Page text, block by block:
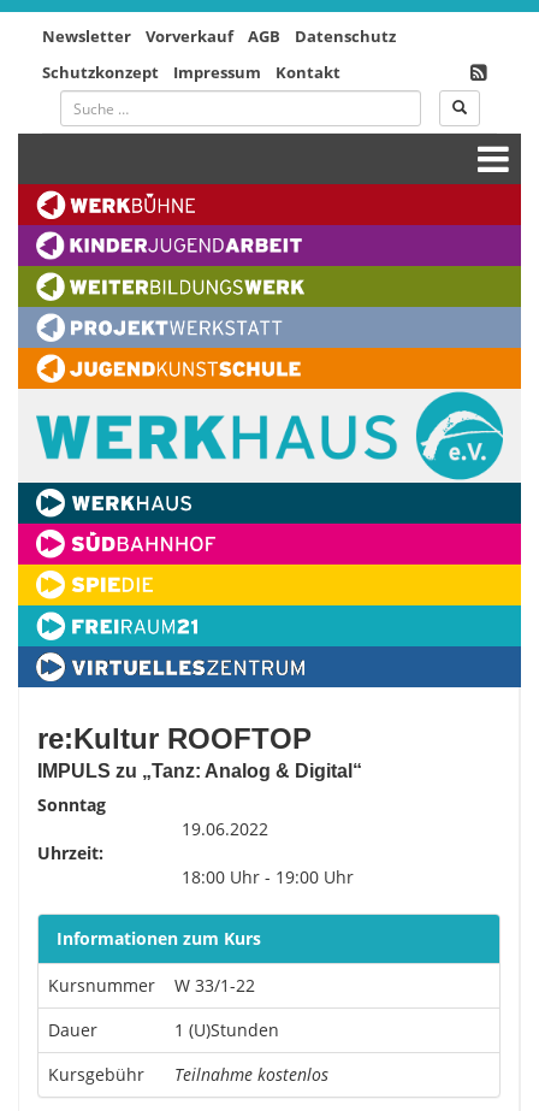
Newsletter Vorverkauf AGB
Datenschutz
Schutzkonzept
Impressum Kontakt
re:Kultur ROOFTOP
IMPULS zu „Tanz: Analog & Digital“
Sonntag
19.06.2022
Uhrzeit:
18:00 Uhr - 19:00 Uhr
Informationen zum Kurs
Kursnummer
W 33/1-22
Dauer
1 (U)Stunden
Kursgebühr
Teilnahme kostenlos